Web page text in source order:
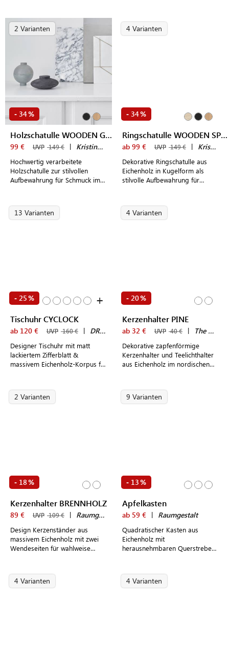
2 Varianten
- 34%
Holzschatulle WOODEN GALAXY
99 € UVP 149 € | Kristina Dam
Hochwertig verarbeitete
Holzschatulle zur stilvollen
Aufbewahrung für Schmuck im
4 Varianten
- 34%
Ringschatulle WOODEN SPHERE
ab 99 € UVP 149 € | Kristina Dam
Dekorative Ringschatulle aus
Eichenholz in Kugelform als
stilvolle Aufbewahrung für
13 Varianten
- 25 % +
Tischuhr CYCLOCK
ab 120 € UVP 160 € | DRUGEOT MANUFACTURE
Designer Tischuhr mit matt
lackiertem Zifferblatt &
massivem Eichenholz-Korpus für
4 Varianten
- 20%
Kerzenhalter PINE
ab 32 € UVP 40 € | The Oak Men
Dekorative zapfenförmige
Kerzenhalter und Teelichthalter
aus Eichenholz im nordischen
2 Varianten
- 18%
Kerzenhalter BRENNHOLZ
89 € UVP 109 € | Raumgestalt
Design Kerzenständer aus
massivem Eichenholz mit zwei
Wendeseiten für wahlweise
9 Varianten
- 13 %
Apfelkasten
ab 59 € | Raumgestalt
Quadratischer Kasten aus
Eichenholz mit
herausnehmbaren Querstreben
4 Varianten 4 Varianten